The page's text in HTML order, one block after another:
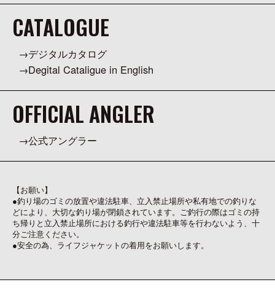
CATALOGUE
デジタルカタログ
Degital Cataligue in English
OFFICIAL ANGLER
公式アングラー
【お願い】
●釣り場のゴミの放置や違法駐車、立入禁止場所や私有地での釣りな
どにより、大切な釣り場が閉鎖されています。ご釣行の際はゴミの持
ち帰りと立入禁止場所における釣行や違法駐車等を行わないよう、十
分ご注意ください。
●安全の為、ライフジャケットの着用をお願いします。